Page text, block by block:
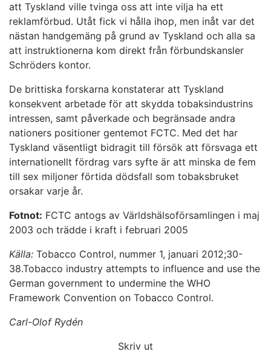
att Tyskland ville tvinga oss att inte vilja ha ett
reklamförbud. Utåt fick vi hålla ihop, men inåt var det
nästan handgemäng på grund av Tyskland och alla sa
att instruktionerna kom direkt från förbundskansler
Schröders kontor.
De brittiska forskarna konstaterar att Tyskland
konsekvent arbetade för att skydda tobaksindustrins
intressen, samt påverkade och begränsade andra
nationers positioner gentemot FCTC. Med det har
Tyskland väsentligt bidragit till försök att försvaga ett
internationellt fördrag vars syfte är att minska de fem
till sex miljoner förtida dödsfall som tobaksbruket
orsakar varje år.
Fotnot: FCTC antogs av Världshälsoförsamlingen i maj
2003 och trädde i kraft i februari 2005
Källa: Tobacco Control, nummer 1, januari 2012;30-
38.Tobacco industry attempts to influence and use the
German government to undermine the WHO
Framework Convention on Tobacco Control.
Carl-Olof Rydén
Skriv ut